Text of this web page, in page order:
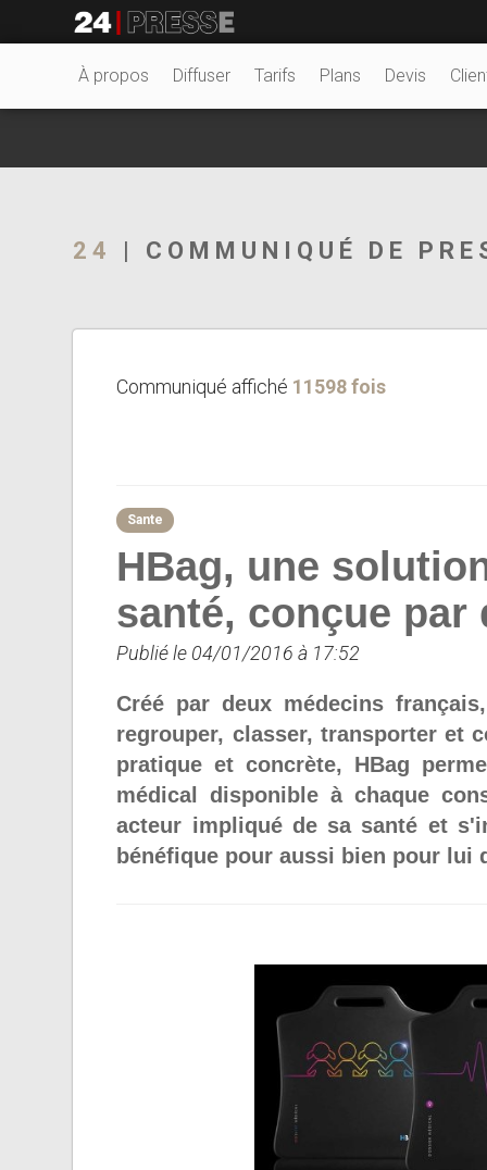
24Presse -
À propos Diffuser Tarifs Plans Devis
24 | COMMUNIQUÉ DE
Communiqué affiché 11598 fois
Sante
HBag, une
santé, conçue par
Publié le 04/01/2016 à 17:52
Créé par deux médecins
regrouper, classer, transporter et
pratique et concrète, HBag
médical disponible à chaque
acteur impliqué de sa santé et
bénéfique pour aussi bien pour lui